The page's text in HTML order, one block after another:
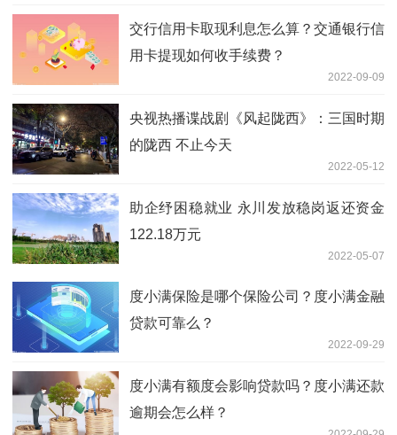
交行信用卡取现利息怎么算？交通银行信
用卡提现如何收手续费？
2022-09-09
央视热播谍战剧《风起陇西》：三国时期
的陇西 不止今天
2022-05-12
助企纾困稳就业 永川发放稳岗返还资金
122.18万元
2022-05-07
度小满保险是哪个保险公司？度小满金融
贷款可靠么？
2022-09-29
度小满有额度会影响贷款吗？度小满还款
逾期会怎么样？